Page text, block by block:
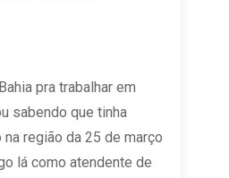
pra trabalhar em
sabendo que tinha
região da 25 de março
lá como atendente de